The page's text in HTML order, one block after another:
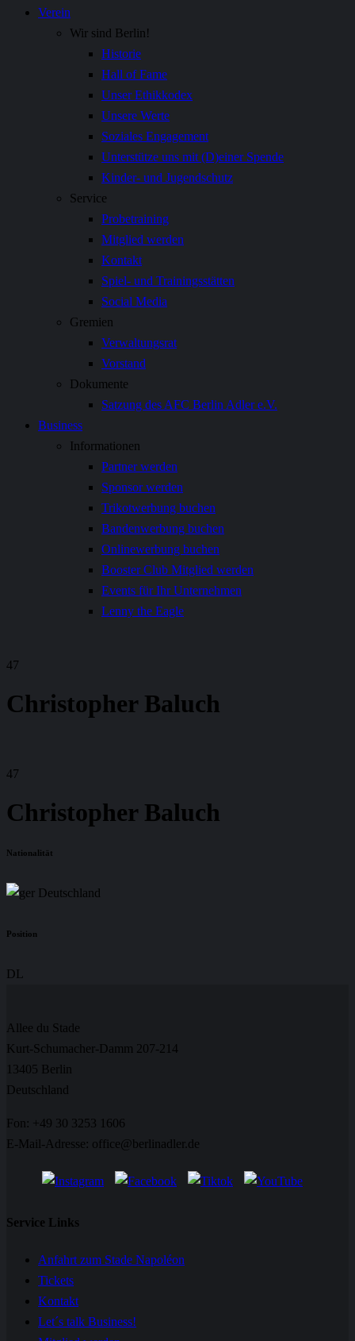
Verein
Wir sind Berlin!
Historie
Hall of Fame
Unser Ethikkodex
Unsere Werte
Soziales Engagement
Unterstütze uns mit (D)einer Spende
Kinder- und Jugendschutz
Service
Probetraining
Mitglied werden
Kontakt
Spiel- und Trainingsstätten
Social Media
Gremien
Verwaltungsrat
Vorstand
Dokumente
Satzung des AFC Berlin Adler e.V.
Business
Informationen
Partner werden
Sponsor werden
Trikotwerbung buchen
Bandenwerbung buchen
Onlinewerbung buchen
Booster Club Mitglied werden
Events für Ihr Unternehmen
Lenny the Eagle
47
Christopher Baluch
47
Christopher Baluch
Nationalität
Deutschland
Position
DL
Allee du Stade
Kurt-Schumacher-Damm 207-214
13405 Berlin
Deutschland
Fon: +49 30 3253 1606
E-Mail-Adresse: office@berlinadler.de
Service Links
Anfahrt zum Stade Napoléon
Tickets
Kontakt
Let´s talk Business!